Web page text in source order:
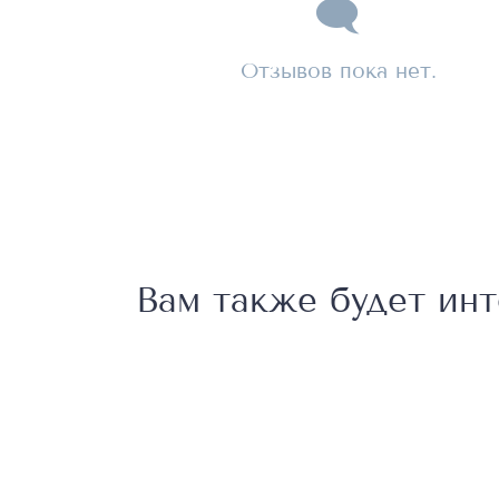
Отзывов пока нет.
Вам также будет